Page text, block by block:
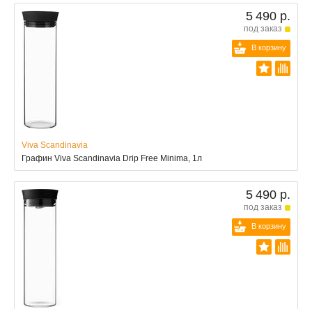
5 490 р.
под заказ
В корзину
Viva Scandinavia
Графин Viva Scandinavia Drip Free Minima, 1л
5 490 р.
под заказ
В корзину